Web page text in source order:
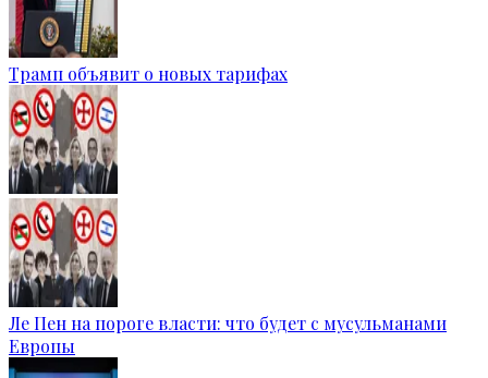
Трамп объявит о новых тарифах
Ле Пен на пороге власти: что будет с мусульманами
Европы